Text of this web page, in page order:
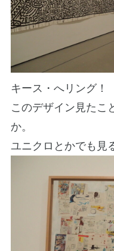
キース・へリング！
このデザイン見たこ
か。
ユニクロとかでも見